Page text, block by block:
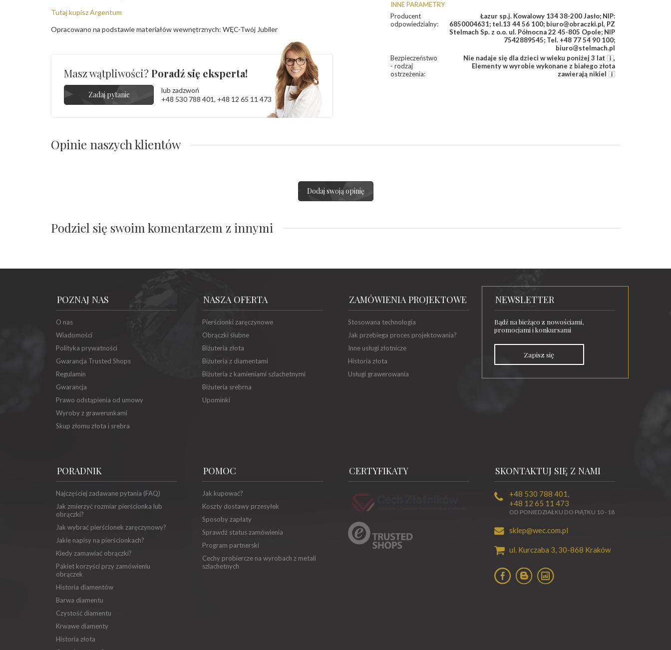
INNE PARAMETRY
Producent
odpowiedzialny:
Łazur sp.j. Kowalowy 134 38-200 Jasło; NIP:
6850004631; tel.13 44 56 100; biuro@obraczki.pl, PZ
Stelmach Sp. z o.o. ul. Północna 22 45-805 Opole; NIP
7542889545; Tel. +48 77 54 90 100;
biuro@stelmach.pl
Bezpieczeństwo
- rodzaj
ostrzeżenia:
Nie nadaje się dla dzieci w wieku poniżej 3 lat
,
Elementy w wyrobie wykonane z białego złota
zawierają nikiel
Tutaj kupisz Argentum
Opracowano na podstawie materiałów wewnętrznych: WĘC-Twój Jubiler
Masz wątpliwości? Poradź się eksperta!
Zadaj pytanie
lub zadzwoń
+48 530 788 401, +48 12 65 11 473
Opinie naszych klientów
Dodaj swoją opinię
Podziel się swoim komentarzem z innymi
POZNAJ NAS
O nas
Wiadomości
Polityka prywatności
Gwarancja Trusted Shops
Regulamin
Gwarancja
Prawo odstąpienia od umowy
Wyroby z grawerunkami
Skup złomu złota i srebra
NASZA OFERTA
Pierścionki zaręczynowe
Obrączki ślubne
Biżuteria złota
Biżuteria z diamentami
Biżuteria z kamieniami szlachetnymi
Biżuteria srebrna
Upominki
ZAMÓWIENIA PROJEKTOWE
Stosowana technologia
Jak przebiega proces projektowania?
Inne usługi złotnicze
Historia złota
Usługi grawerowania
NEWSLETTER
Bądź na bieżąco z nowościami,
promocjami i konkursami
Zapisz się
PORADNIK
Najczęściej zadawane pytania (FAQ)
Jak zmierzyć rozmiar pierścionka lub
obrączki?
Jak wybrać pierścionek zaręczynowy?
Jakie napisy na pierścionkach?
Kiedy zamawiać obrączki?
Pakiet korzyści przy zamówieniu
obrączek
Historia diamentów
Barwa diamentu
Czystość diamentu
Krwawe diamenty
Historia złota
POMOC
Jak kupować?
Koszty dostawy przesyłek
Sposoby zapłaty
Sprawdź status zamówienia
Program partnerski
Cechy probiercze na wyrobach z metali
szlachetnych
CERTYFIKATY SKONTAKTUJ SIĘ Z NAMI
+48 530 788 401 ,
+48 12 65 11 473
OD PONIEDZIAŁKU DO PIĄTKU 10 - 18
sklep@wec.com.pl
ul. Kurczaba 3, 30-868 Kraków